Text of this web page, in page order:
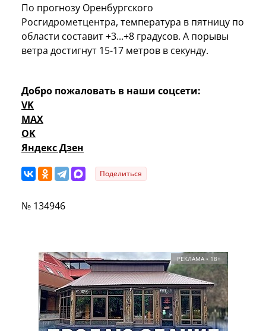
По прогнозу Оренбургского
Росгидрометцентра, температура в пятницу по
области составит +3...+8 градусов. А порывы
ветра достигнут 15-17 метров в секунду.
Добро пожаловать в наши соцсети:
VK
MAX
OK
Яндекс Дзен
Поделиться
№ 134946
РЕКЛАМА • 18+